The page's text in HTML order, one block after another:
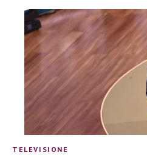
TELEVISIONE